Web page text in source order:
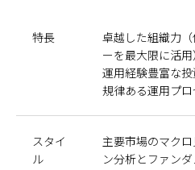
特長
卓越した組織力
ーを最大限に活用）
運用経験豊富な
規律ある運用プロ
スタイ
ル
主要市場のマク
ン分析とファン